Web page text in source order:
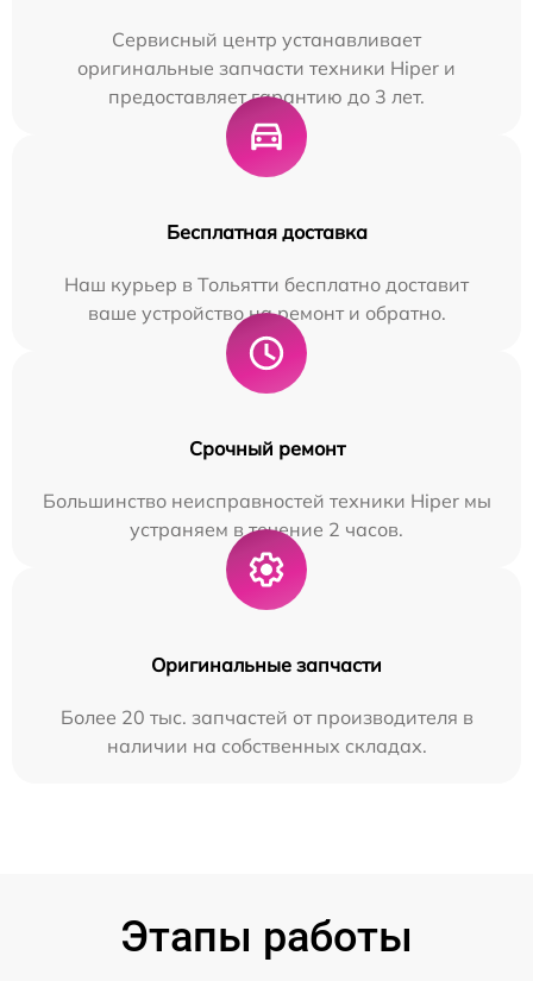
Сервисный центр устанавливает
оригинальные запчасти техники Hiper и
предоставляет гарантию до 3 лет.
Бесплатная доставка
Наш курьер в Тольятти бесплатно доставит
ваше устройство на ремонт и обратно.
Срочный ремонт
Большинство неисправностей техники Hiper мы
устраняем в течение 2 часов.
Оригинальные запчасти
Более 20 тыс. запчастей от производителя в
наличии на собственных складах.
Этапы работы